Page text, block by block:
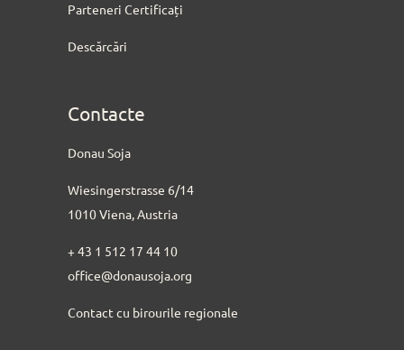
Parteneri Certificați
Descărcări
Contacte
Donau Soja
Wiesingerstrasse 6/14
1010 Viena, Austria
+ 43 1 512 17 44 10
office@donausoja.org
Contact cu birourile regionale